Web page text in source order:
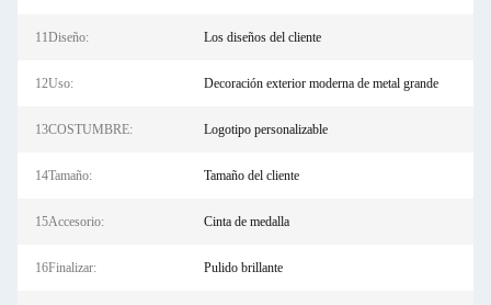
11Diseño: Los diseños del cliente
12Uso: Decoración exterior moderna de metal grande
13COSTUMBRE: Logotipo personalizable
14Tamaño: Tamaño del cliente
15Accesorio: Cinta de medalla
16Finalizar: Pulido brillante